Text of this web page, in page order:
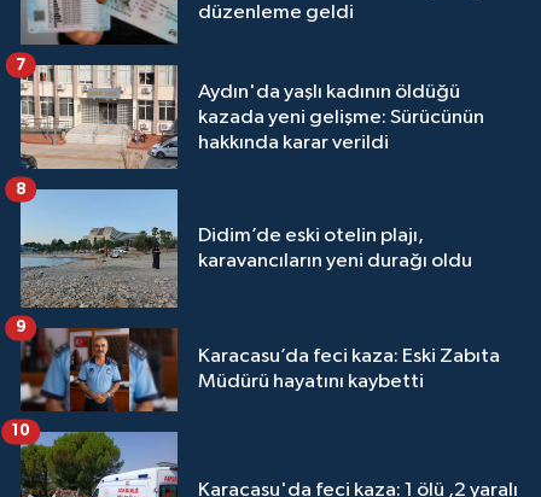
düzenleme geldi
Aydın'da yaşlı kadının öldüğü
kazada yeni gelişme: Sürücünün
hakkında karar verildi
7
Didim’de eski otelin plajı,
karavancıların yeni durağı oldu
8
Karacasu’da feci kaza: Eski Zabıta
Müdürü hayatını kaybetti
9
Karacasu'da feci kaza: 1 ölü ,2 yaralı
10